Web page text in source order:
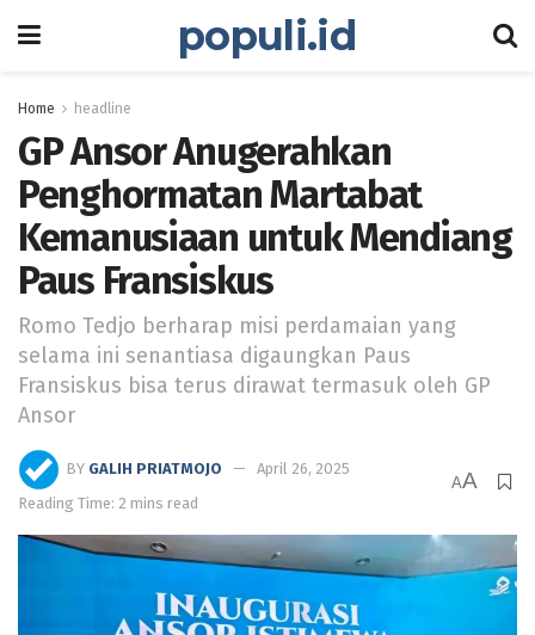
populi.id
Home headline
GP Ansor Anugerahkan
Penghormatan Martabat
Kemanusiaan untuk Mendiang
Paus Fransiskus
Romo Tedjo berharap misi perdamaian yang
selama ini senantiasa digaungkan Paus
Fransiskus bisa terus dirawat termasuk oleh GP
Ansor
BY GALIH PRIATMOJO
April 26, 2025
Reading Time: 2 mins read
AA